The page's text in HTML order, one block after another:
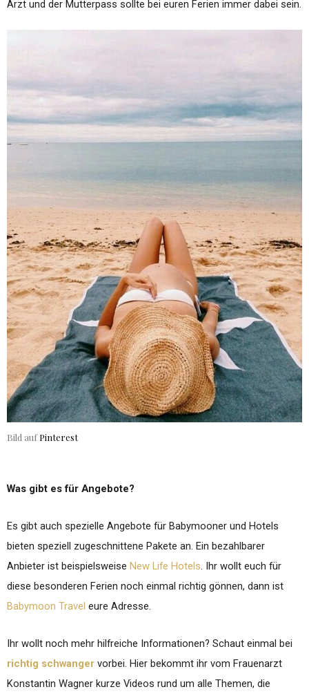
Arzt und der Mutterpass sollte bei euren Ferien immer dabei sein.
Bild aufPinterest
Was gibt es für Angebote?
Es gibt auch spezielle Angebote für Babymooner und Hotels
bieten speziell zugeschnittene Pakete an. Ein bezahlbarer
Anbieter ist beispielsweise New Life Hotels. Ihr wollt euch für
diese besonderen Ferien noch einmal richtig gönnen, dann ist
Babymoon Travel eure Adresse.
Ihr wollt noch mehr hilfreiche Informationen? Schaut einmal bei
richtig schwanger vorbei. Hier bekommt ihr vom Frauenarzt
Konstantin Wagner kurze Videos rund um alle Themen, die